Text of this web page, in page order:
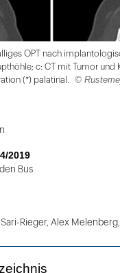
OPT nach
c: CT mit Tumor und
(*) palatinal.
©
2019
Bus
Sari-Rieger, Alex